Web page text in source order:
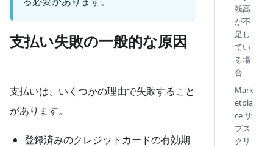
支払い失敗の一般的な原因
支払いは、いくつかの理由で失敗すること
があります。
登録済みのクレジットカードの有効期
残高
が不
足し
てい
る場
合
Mark
etpla
ce サ
ブス
クリ